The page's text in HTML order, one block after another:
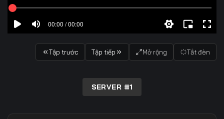
00:00 / 00:00
Tập trước Tập tiếp Mở rộng Tắt đèn
SERVER #1